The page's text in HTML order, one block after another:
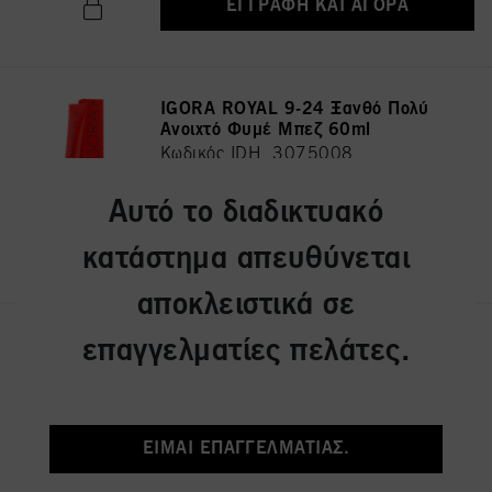
ΕΓΓΡΑΦΉ ΚΑΙ ΑΓΟΡΆ
IGORA ROYAL 9-24 Ξανθό Πολύ
Ανοιχτό Φυμέ Μπεζ 60ml
Κωδικός IDH 3075008
ΕΓΓΡΑΦΉ ΚΑΙ ΑΓΟΡΆ
IGORA ROYAL 7-42 Ξανθό
Μεσαίο Μπεζ Φυμέ 60ml
ΕΓΓΡΑΦΉ ΚΑΙ ΑΓΟΡΆ
Αυτό το διαδικτυακό
κατάστημα απευθύνεται
αποκλειστικά σε
επαγγελματίες πελάτες.
ΕΊΜΑΙ ΕΠΑΓΓΕΛΜΑΤΊΑΣ.